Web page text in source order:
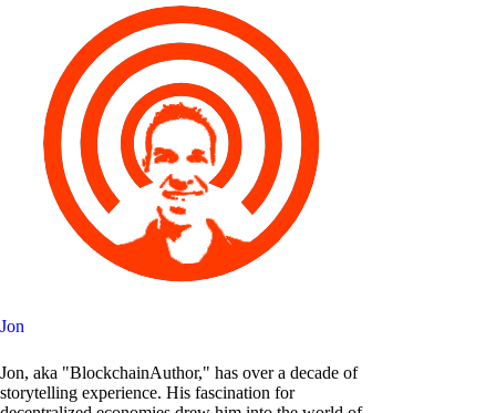
Jon
Jon, aka "BlockchainAuthor," has over a decade of
storytelling experience. His fascination for